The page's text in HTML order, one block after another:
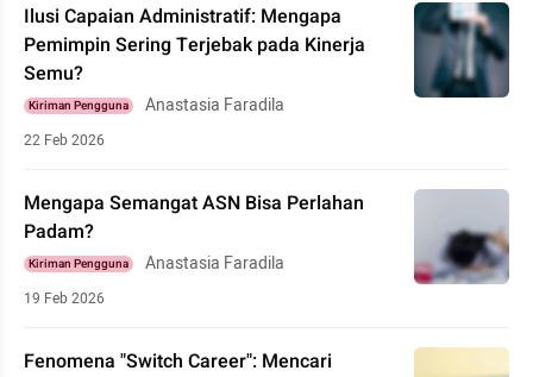
Ilusi Capaian Administratif: Mengapa
Pemimpin Sering Terjebak pada Kinerja
Semu?
Kiriman Pengguna Anastasia Faradila
22 Feb 2026
Mengapa Semangat ASN Bisa Perlahan
Padam?
Kiriman Pengguna Anastasia Faradila
19 Feb 2026
Fenomena "Switch Career": Mencari